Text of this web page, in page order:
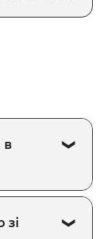
чи
тільки
в